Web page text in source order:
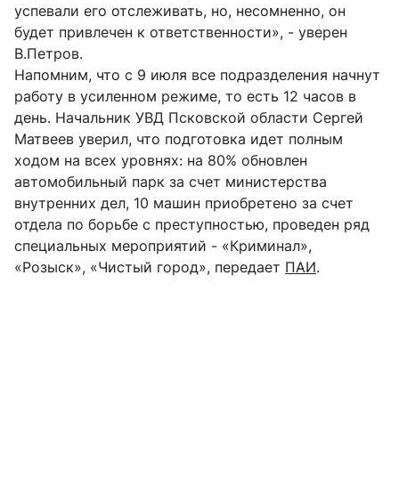
успевали его отслеживать, но, несомненно, он
будет привлечен к ответственности», - уверен
В.Петров.
Напомним, что с 9 июля все подразделения начнут
работу в усиленном режиме, то есть 12 часов в
день. Начальник УВД Псковской области Сергей
Матвеев уверил, что подготовка идет полным
ходом на всех уровнях: на 80% обновлен
автомобильный парк за счет министерства
внутренних дел, 10 машин приобретено за счет
отдела по борьбе с преступностью, проведен ряд
специальных мероприятий - «Криминал»,
«Розыск», «Чистый город», передает ПАИ.